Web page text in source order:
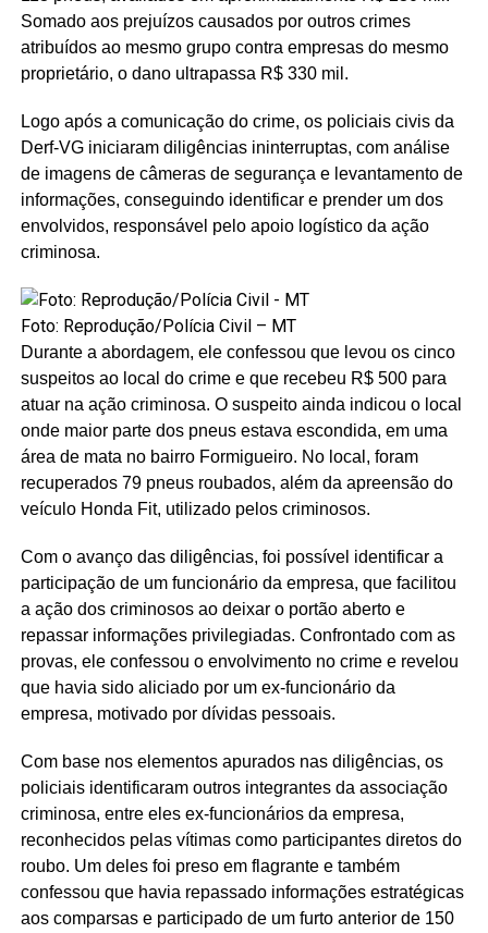
Somado aos prejuízos causados por outros crimes
atribuídos ao mesmo grupo contra empresas do mesmo
proprietário, o dano ultrapassa R$ 330 mil.
Logo após a comunicação do crime, os policiais civis da
Derf-VG iniciaram diligências ininterruptas, com análise
de imagens de câmeras de segurança e levantamento de
informações, conseguindo identificar e prender um dos
envolvidos, responsável pelo apoio logístico da ação
criminosa.
Foto: Reprodução/Polícia Civil – MT
Durante a abordagem, ele confessou que levou os cinco
suspeitos ao local do crime e que recebeu R$ 500 para
atuar na ação criminosa. O suspeito ainda indicou o local
onde maior parte dos pneus estava escondida, em uma
área de mata no bairro Formigueiro. No local, foram
recuperados 79 pneus roubados, além da apreensão do
veículo Honda Fit, utilizado pelos criminosos.
Com o avanço das diligências, foi possível identificar a
participação de um funcionário da empresa, que facilitou
a ação dos criminosos ao deixar o portão aberto e
repassar informações privilegiadas. Confrontado com as
provas, ele confessou o envolvimento no crime e revelou
que havia sido aliciado por um ex-funcionário da
empresa, motivado por dívidas pessoais.
Com base nos elementos apurados nas diligências, os
policiais identificaram outros integrantes da associação
criminosa, entre eles ex-funcionários da empresa,
reconhecidos pelas vítimas como participantes diretos do
roubo. Um deles foi preso em flagrante e também
confessou que havia repassado informações estratégicas
aos comparsas e participado de um furto anterior de 150